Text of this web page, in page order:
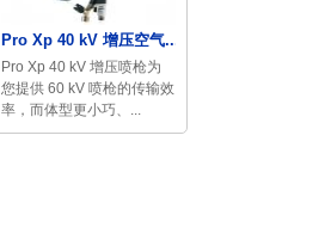
Pro Xp 40 kV 增压空气...
Pro Xp 40 kV 增压喷枪为
您提供 60 kV 喷枪的传输效
率，而体型更小巧、...